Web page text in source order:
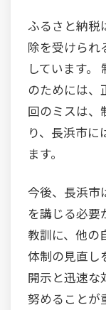
ふるさと納税
除を受けられ
しています。
のためには、
回のミスは、
り、長浜市
ます。
今後、長浜市
を講じる必要
教訓に、他の
体制の見直し
開示と迅速な
努めることが